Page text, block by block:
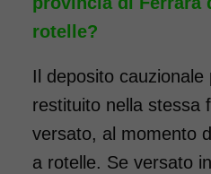
Noleggio
pieghevole
reggigambe
rotelle?
Il deposito
restituito nella stessa
versato, al momento
a rotelle. Se versato